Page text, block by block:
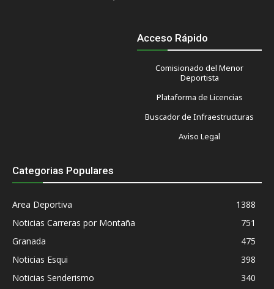
Acceso Rápido
Comisionado del Menor
Deportista
Plataforma de Licencias
Buscador de Infraestructuras
Aviso Legal
Categorias Populares
Area Deportiva
1388
Noticias Carreras por Montaña
751
Granada
475
Noticias Esqui
398
Noticias Senderismo
340